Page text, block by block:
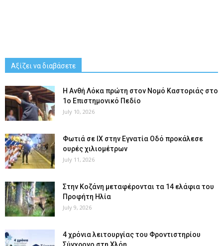
Αξίζει να διαβάσετε
Η Ανθή Λόκα πρώτη στον Νομό Καστοριάς στο
1ο Επιστημονικό Πεδίο
July 10, 2026
Φωτιά σε ΙΧ στην Εγνατία Οδό προκάλεσε
ουρές χιλιομέτρων
July 11, 2026
Στην Κοζάνη μεταφέρονται τα 14 ελάφια του
Προφήτη Ηλία
July 9, 2026
4 χρόνια λειτουργίας του Φροντιστηρίου
Σύγχρονο στη Χλόη